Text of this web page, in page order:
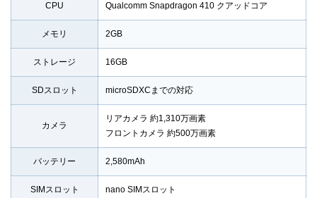
CPU Qualcomm Snapdragon 410 クアッドコア
メモリ 2GB
ストレージ 16GB
SDスロット microSDXCまでの対応
カメラ
リアカメラ 約1,310万画素
フロントカメラ 約500万画素
バッテリー 2,580mAh
SIMスロット nano SIMスロット